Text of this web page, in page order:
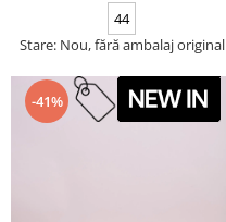
44
Stare: Nou, fără ambalaj original
-41%